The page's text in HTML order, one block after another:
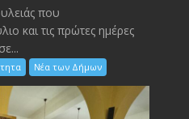
που
και τις πρώτες ημέρες
Νέα των Δήμων